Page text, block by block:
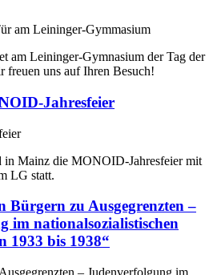
am Leininger-Gymnasium der Tag der
freuen uns auf Ihren Besuch!
Jahresfeier
in Mainz die MONOID-Jahresfeier mit
LG statt.
Bürgern zu Ausgegrenzten –
im nationalsozialistischen
1933 bis 1938“